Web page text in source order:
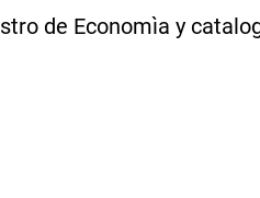
de Economìa y